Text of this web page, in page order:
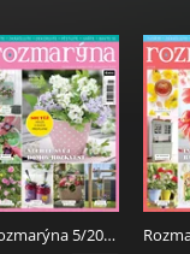
Rozmarýna 5/2026